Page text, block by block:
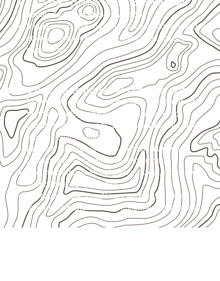
Armazene as chapas em local coberto, seco,
ventilado e com apoio nivelado.
Valide com o responsável técnico qualquer uso que
envolva carga, exposição intensa ou requisitos
específicos.
Onde o produto pode ser considerado
Móveis, divisórias e componentes de
marcenaria
técnica
, conforme exposição e acabamento.
Revestimentos internos, painéis e divisórias para
projetos profissionais.
Projetos de transporte que utilizam chapas em
revestimentos e componentes internos.
Uso industrial em embalagens, caixas, montagem e
proteção de equipamentos.
Aplicações relacionadas ao setor náutico, sem
presumir uso submerso ou impermeabilidade total.